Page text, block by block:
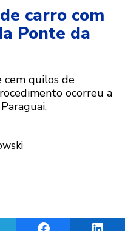
carro com
Ponte da
cem quilos de
ocorreu a
on TelegramShare on Facebook